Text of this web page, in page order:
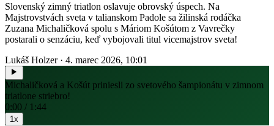
Slovenský zimný triatlon oslavuje obrovský úspech. Na
Majstrovstvách sveta v talianskom Padole sa žilinská rodáčka
Zuzana Michaličková spolu s Máriom Košútom z Vavrečky
postarali o senzáciu, keď vybojovali titul vicemajstrov sveta!
Lukáš Holzer · 4. marec 2026, 10:01
Michaličková a Košút priniesli zo svetového šampionátu v zimnom
triatlone striebro!
0:00 / 1:44
1x